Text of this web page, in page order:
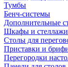
Тумбы
Бенч-системы
Дополнительные
Шкафы и стеллажи
Столы для
Приставки и
Перегородки